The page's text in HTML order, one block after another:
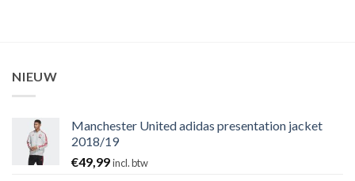
NIEUW
Manchester United adidas presentation jacket
2018/19
€49,99incl. btw